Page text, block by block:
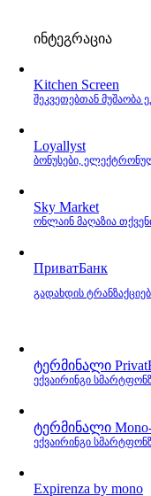
ინტეგრაცია
Kitchen Screen
შეკვეთებთან მუშაობა
Loyallyst
ბონუსები,
Sky Market
ონლაინ მაღაზია
ПриватБанк
გადახდის
ტერმინალი
ექვაირინგი
ტერმინალი
ექვაირინგი
Expirenza by mono